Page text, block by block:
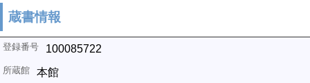
蔵書情報
100085722
本館